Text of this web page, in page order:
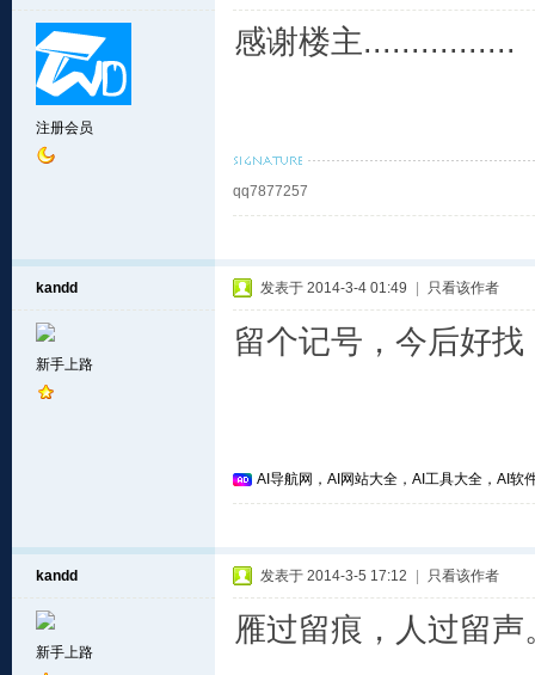
注册会员
感谢楼主................
qq7877257
kandd
新手上路
发表于 2014-3-4 01:49 只看该作者
留个记号，今后好找
AI导航网，AI网站大全，AI工具大全，AI软
kandd
新手上路
发表于 2014-3-5 17:12 只看该作者
雁过留痕，人过留声